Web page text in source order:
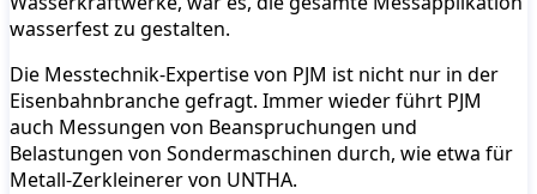
wasserfest zu gestalten.
Die Messtechnik-Expertise von PJM ist nicht nur in der
Eisenbahnbranche gefragt. Immer wieder führt PJM
auch Messungen von Beanspruchungen und
Belastungen von Sondermaschinen durch, wie etwa für
Metall-Zerkleinerer von UNTHA.